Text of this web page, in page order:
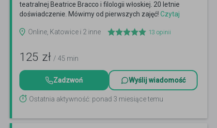
teatralnej Beatrice Bracco i filologii włoskiej. 20 letnie
doświadczenie. Mówimy od pierwszych zajęć! Czytaj
Online, Katowice i 2 inne
13 opinii
125 zł / 45 min
Zadzwoń Wyślij wiadomość
Ostatnia aktywność: ponad 3 miesiące temu